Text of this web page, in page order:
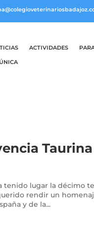
ACTIVIDADES
Taurina
tenido lugar la décimo
rendir un
y de la...